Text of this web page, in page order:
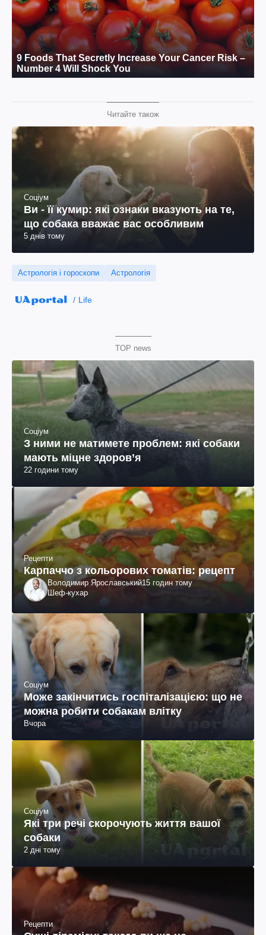
Читайте також
Соціум
Ви - її кумир: які ознаки вказують на те,
що собака вважає вас особливим
5 днів тому
Астрологія і гороскопи Астрологія
Life
TOP news
Соціум
З ними не матимете проблем: які собаки
мають міцне здоров’я
22 години тому
Рецепти
Карпаччо з кольорових томатів: рецепт
Володимир Ярославський15 годин тому
Шеф-кухар
Соціум
Може закінчитись госпіталізацією: що не
можна робити собакам влітку
Вчора
Соціум
Які три речі скорочують життя вашої
собаки
2 дні тому
Рецепти